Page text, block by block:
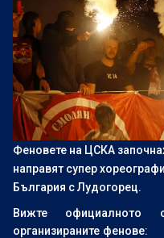
Феновете на ЦСКА
направят супер
България с Лудогорец.
Вижте официалното
организираните фенове: